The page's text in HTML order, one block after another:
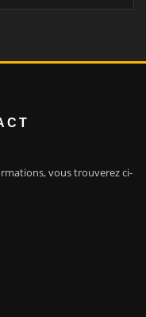
vous trouverez ci-